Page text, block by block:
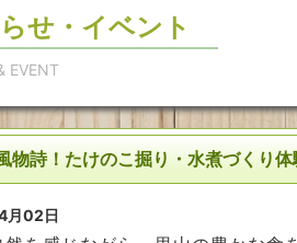
せ・イベント
EVENT
物詩！たけのこ掘り・水煮づくり
月02日